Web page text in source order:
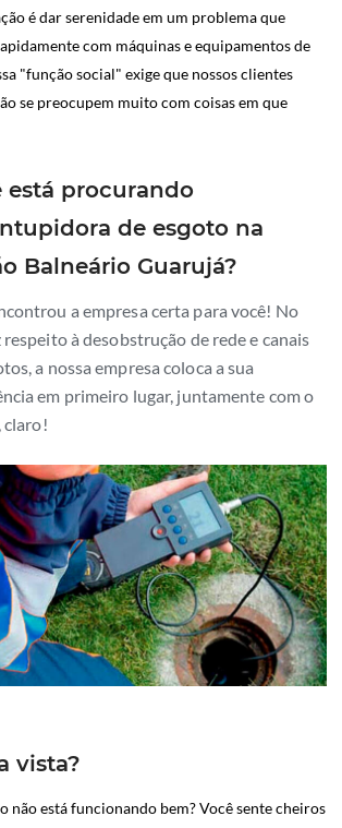
é dar serenidade em um problema que
com máquinas e equipamentos de
"função social" exige que nossos clientes
se preocupem muito com coisas em que
está procurando
de esgoto na
Balneário Guarujá?
a empresa certa para você! No
respeito à desobstrução de rede e canais
a nossa empresa coloca a sua
em primeiro lugar, juntamente com o
claro!
vista?
não está funcionando bem? Você sente cheiros